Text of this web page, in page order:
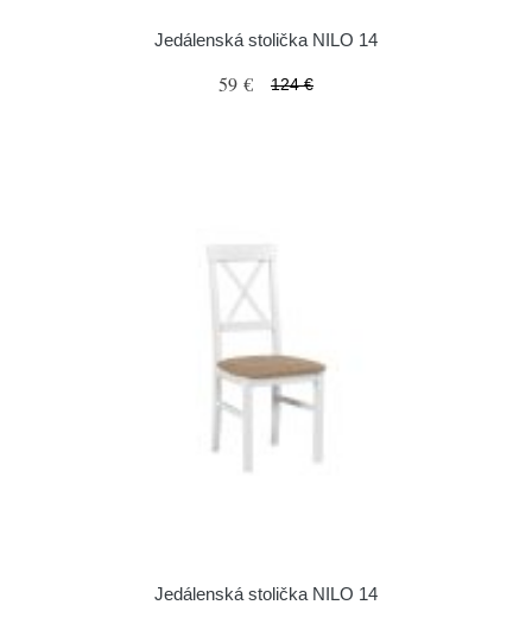
Jedálenská stolička NILO 14
59 € 124 €
Jedálenská stolička NILO 14